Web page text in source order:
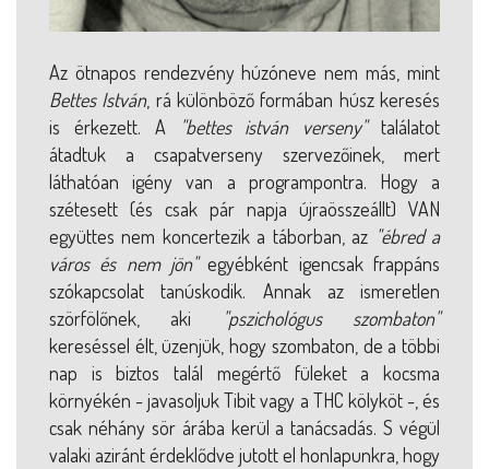
Az ötnapos rendezvény húzóneve nem más, mint
Bettes István, rá különböző formában húsz keresés
is érkezett. A
"bettes istván verseny"találatot
átadtuk a csapatverseny szervezőinek, mert
láthatóan igény van a programpontra. Hogy a
szétesett (és csak pár napja újraösszeállt) VAN
együttes nem koncertezik a táborban, az "ébred a
város és nem jön"egyébként igencsak frappáns
szókapcsolat tanúskodik. Annak az ismeretlen
szörfölőnek, aki
"pszichológus szombaton"
kereséssel élt, üzenjük, hogy szombaton, de a többi
nap is biztos talál megértő füleket a kocsma
környékén - javasoljuk Tibit vagy a THC kölyköt -, és
csak néhány sör árába kerül a tanácsadás. S végül
valaki aziránt érdeklődve jutott el honlapunkra, hogy